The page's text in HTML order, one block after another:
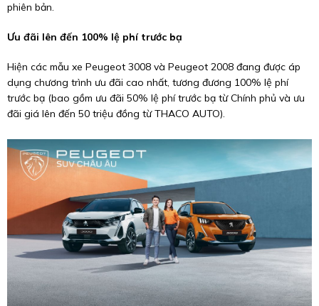
phiên bản.
Ưu đãi lên đến 100% lệ phí trước bạ
Hiện các mẫu xe Peugeot 3008 và Peugeot 2008 đang được áp
dụng chương trình ưu đãi cao nhất, tương đương 100% lệ phí
trước bạ (bao gồm ưu đãi 50% lệ phí trước bạ từ Chính phủ và ưu
đãi giá lên đến 50 triệu đồng từ THACO AUTO).